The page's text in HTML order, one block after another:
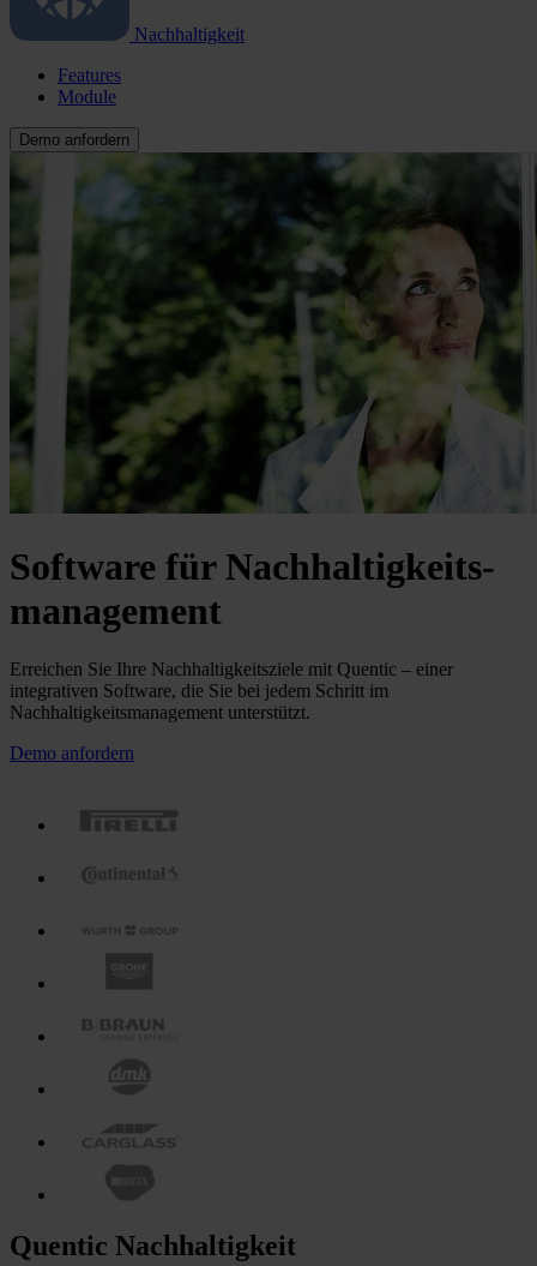
Nachhaltigkeit
Features
Module
Demo anfordern
Software für Nachhaltigkeits­
management
Erreichen Sie Ihre Nachhaltigkeitsziele mit Quentic – einer
integrativen Software, die Sie bei jedem Schritt im
Nachhaltigkeitsmanagement unterstützt.
Demo anfordern
Quentic Nachhaltigkeit